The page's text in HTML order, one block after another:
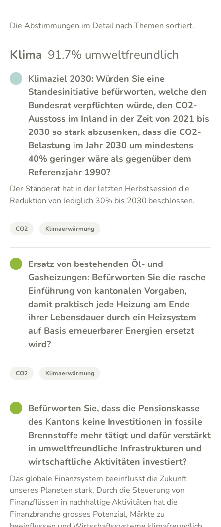
Die Abstimmungen im Detail nach Themen sortiert.
Klima 91.7% umweltfreundlich
NO_ANSWER
Klimaziel 2030: Würden Sie eine
Standesinitiative befürworten, welche den
Bundesrat verpflichten würde, den CO2-
Ausstoss im Inland in der Zeit von 2021 bis
2030 so stark abzusenken, dass die CO2-
Belastung im Jahr 2030 um mindestens
40% geringer wäre als gegenüber dem
Referenzjahr 1990?
Der Ständerat hat in der letzten Herbstsession die
Reduktion von lediglich 30% bis 2030 beschlossen.
CO2 Klimaerwärmung
GOODErsatz von bestehenden Öl- und
Gasheizungen: Befürworten Sie die rasche
Einführung von kantonalen Vorgaben,
damit praktisch jede Heizung am Ende
ihrer Lebensdauer durch ein Heizsystem
auf Basis erneuerbarer Energien ersetzt
wird?
CO2 Klimaerwärmung
GOODBefürworten Sie, dass die Pensionskasse
des Kantons keine Investitionen in fossile
Brennstoffe mehr tätigt und dafür verstärkt
in umweltfreundliche Infrastrukturen und
wirtschaftliche Aktivitäten investiert?
Das globale Finanzsystem beeinflusst die Zukunft
unseres Planeten stark. Durch die Steuerung von
Finanzflüssen in nachhaltige Aktivitäten hat die
Finanzbranche grosses Potenzial, Märkte zu